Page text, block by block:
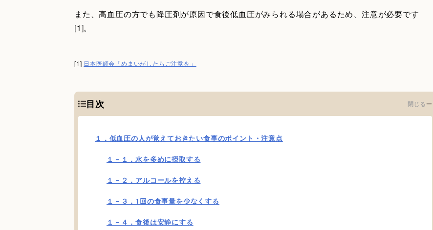
また、高血圧の方でも降圧剤が原因で食後低血圧がみられる場合があるため、注意が必要です
[1]。
[1] 日本医師会「めまいがしたらご注意を」
目次 閉じる
１．低血圧の人が覚えておきたい食事のポイント・注意点
１－１．水を多めに摂取する
１－２．アルコールを控える
１－３．1回の食事量を少なくする
１－４．食後は安静にする